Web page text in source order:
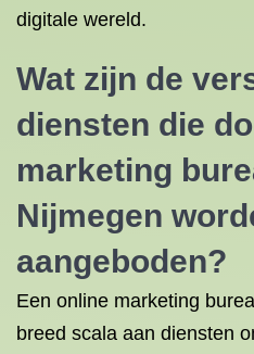
digitale wereld.
Wat zijn de
diensten die
marketing
Nijmegen
aangeboden?
Een online marketing
breed scala aan diensten